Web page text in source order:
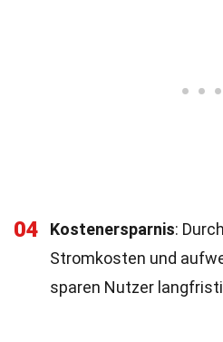
04 Kostenersparnis:
Stromkosten und
sparen Nutzer